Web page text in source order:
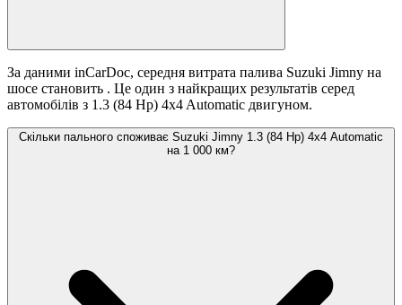
За даними inCarDoc, середня витрата палива Suzuki Jimny на
шосе становить . Це один з найкращих результатів серед
автомобілів з 1.3 (84 Hp) 4x4 Automatic двигуном.
Скільки пального споживає Suzuki Jimny 1.3 (84 Hp) 4x4 Automatic
на 1 000 км?